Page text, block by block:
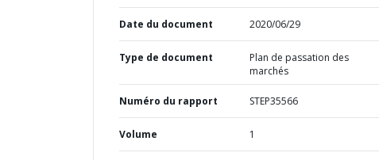
Date du document 2020/06/29
Type de document
Plan de passation des
marchés
Numéro du rapport STEP35566
Volume 1